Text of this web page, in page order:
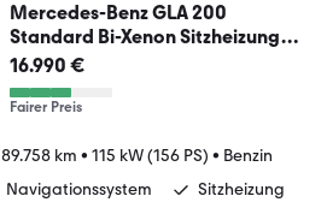
Mercedes-Benz GLA 200
Standard Bi-Xenon Sitzheizung
Kamera PDC
16.990 €
Fairer Preis
89.758 km • 115 kW (156 PS) • Benzin
Navigationssystem Sitzheizung